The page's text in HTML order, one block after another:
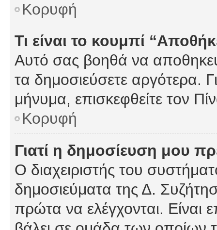
Κορυφή
Τι είναι το κουμπί
Αυτό σας βοηθά να
τα δημοσιεύσετε αργότερα.
μήνυμα, επισκεφθείτε τον
Κορυφή
Γιατί η δημοσίευση μου
Ο διαχειριστής του
δημοσιεύματα της Δ.
πρώτα να ελέγχονται. Είναι